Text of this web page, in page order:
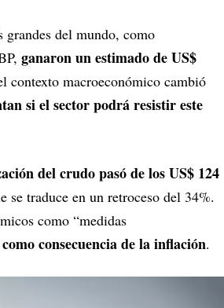
grandes del mundo, como
ganaron un estimado de US$
contexto macroeconómico cambió
si el sector podrá resistir este
del crudo pasó de los US$ 124
se traduce en un retroceso del 34%.
como “medidas
consecuencia de la inflación.